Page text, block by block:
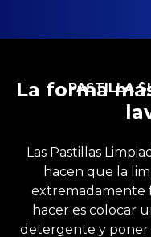
La forma
PASTILLA
Las Pastillas
hacen que la
extremadamente
hacer es colocar
detergente y poner